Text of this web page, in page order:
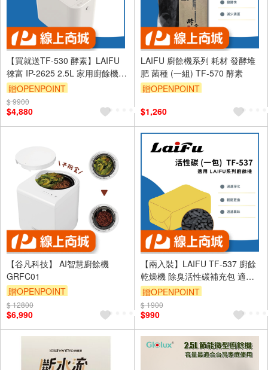
【買就送TF-530 酵素】LAIFU
徠富 IP-2625 2.5L 家用廚餘機
廚餘乾燥機 保固1年 台灣品牌
贈OPENPOINT
$ 9900
$4,880
LAIFU 廚餘機系列 耗材 發酵堆
肥 菌種 (一組) TF-570 酵素
贈OPENPOINT
$1,260
【谷凡科技】 AI智慧廚餘機
GRFC01
贈OPENPOINT
$ 12800
$6,990
【兩入裝】LAIFU TF-537 廚餘
乾燥機 除臭活性碳補充包 適用
PF-2453/PF-2457
贈OPENPOINT
$ 1900
$990